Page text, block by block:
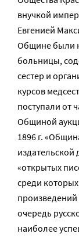
внучкой
Евгенией
Общине были
больницы,
сестер и
курсов
поступали от
Общиной
1896 г.
издательской
«открытых
среди
произведений
очередь
наиболее